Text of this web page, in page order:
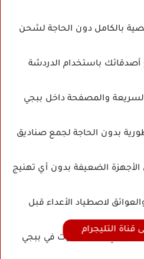
بالكامل دون الحاجة لشحن
باستخدام الدردشة
السريعة والمصفحة داخل ببجي
بدون الحاجة لجمع صناديق
الضعيفة بدون أي تهنيج
لاصطياد الأعداء قبل
حقيقي أو مجرد بوت في ببجي
قناة التليجرام